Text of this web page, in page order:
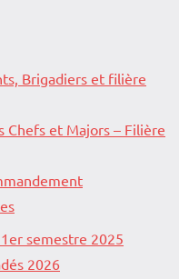
Brigadiers et filière
Chefs et Majors – Filière
semestre 2025
2026